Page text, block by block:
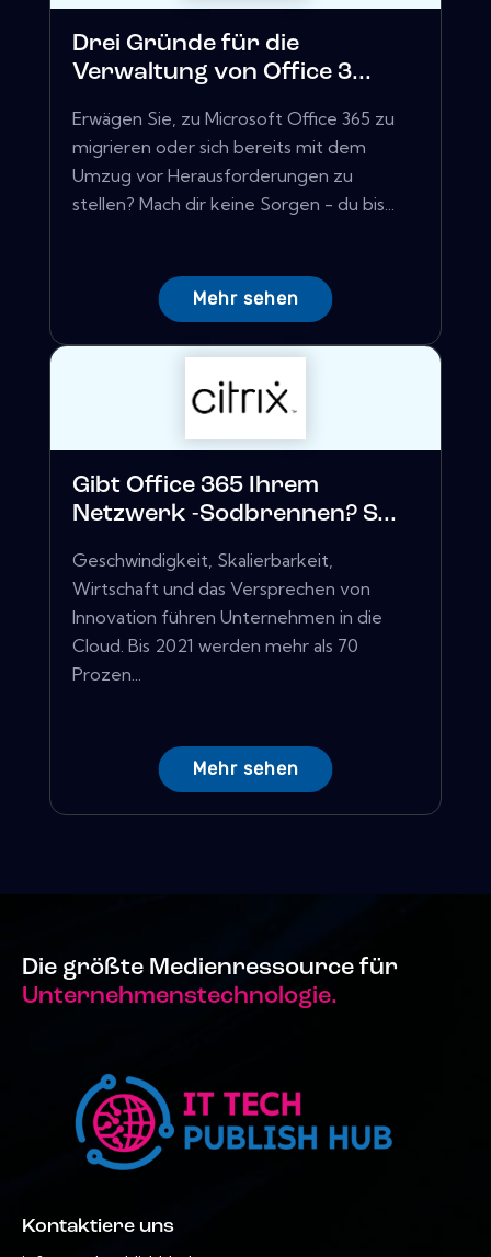
Drei Gründe für die
Verwaltung von Office 3...
Erwägen Sie, zu Microsoft Office 365 zu
migrieren oder sich bereits mit dem
Umzug vor Herausforderungen zu
stellen? Mach dir keine Sorgen - du bis...
Mehr sehen
Gibt Office 365 Ihrem
Netzwerk -Sodbrennen? S...
Geschwindigkeit, Skalierbarkeit,
Wirtschaft und das Versprechen von
Innovation führen Unternehmen in die
Cloud. Bis 2021 werden mehr als 70
Prozen...
Mehr sehen
Die größte Medienressource für
Unternehmenstechnologie.
Kontaktiere uns